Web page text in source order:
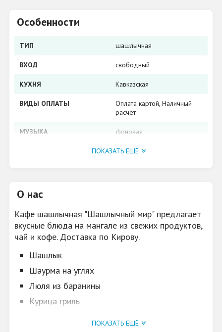
О нас
Кафе шашлычная "Шашлычный мир" предлагает
вкусные блюда на мангале из свежих продуктов,
чай и кофе. Доставка по Кирову.
Шашлык
​Шаурма на углях
Люля из баранины
Курица гриль
ПОКАЗАТЬ ЕЩЁ
Особенности
ТИП шашлычная
ВХОД свободный
КУХНЯ ​Кавказская
ВИДЫ ОПЛАТЫ
​Оплата картой, ​Наличный
расчёт
МУЗЫКА фоновая
Шашлык. ​Шаурма на
ПАРКОВКА
ПОКАЗАТЬ ЕЩЁ